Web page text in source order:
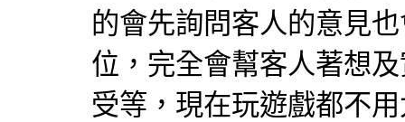
的會先詢問客人的意見
位，完全會幫客人著想
受等，現在玩遊戲都不